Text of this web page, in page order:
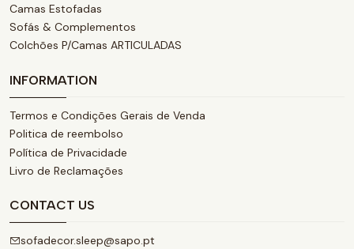
Camas Estofadas
Sofás & Complementos
Colchões P/Camas ARTICULADAS
INFORMATION
Termos e Condições Gerais de Venda
Politica de reembolso
Política de Privacidade
Livro de Reclamações
CONTACT US
sofadecor.sleep@sapo.pt